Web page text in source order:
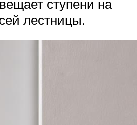
ступени на
лестницы.